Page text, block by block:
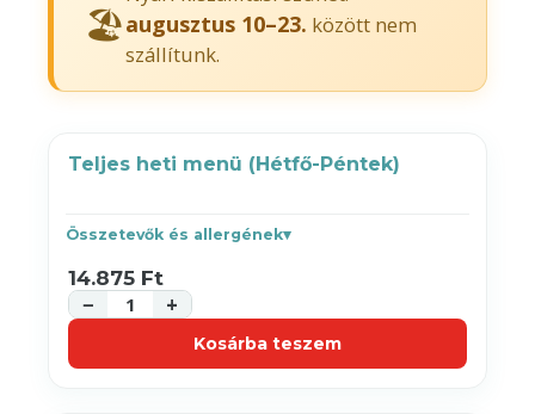
🏖️augusztus 10–23. között nem
szállítunk.
Teljes heti menü (Hétfő-Péntek)
Összetevők és allergének
14.875 Ft
− +
Kosárba teszem